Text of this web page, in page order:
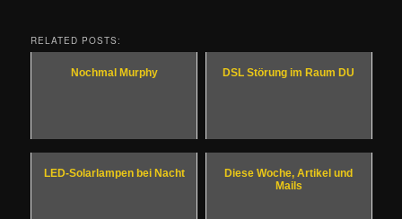
RELATED POSTS:
Nochmal Murphy DSL Störung im Raum DU
LED-Solarlampen bei Nacht
Diese Woche, Artikel und
Mails